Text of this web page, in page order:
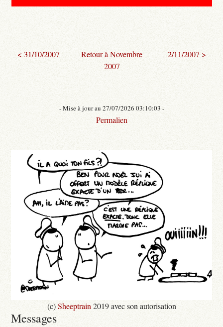
< 31/10/2007
Retour à Novembre
2007
2/11/2007 >
- Mise à jour au 27/07/2026 03:10:03 -
Permalien
(c)Sheeptrain 2019 avec son autorisation
Messages